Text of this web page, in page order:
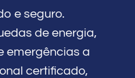
e seguro.
de energia,
emergências a
certificado,